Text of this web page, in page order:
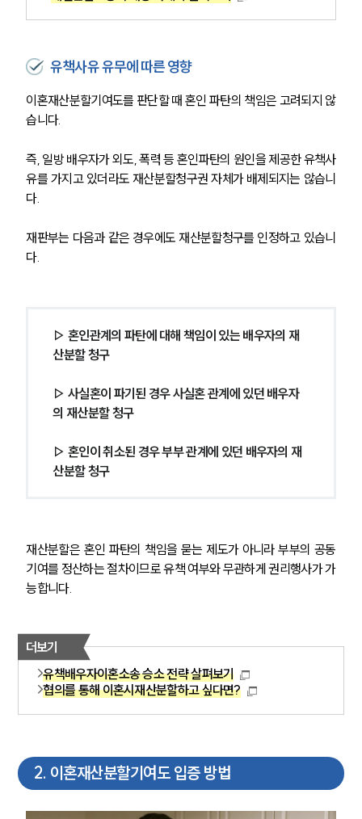
유책사유 유무에 따른 영향
이혼재산분할기여도를 판단할 때 혼인 파탄의 책임은 고려되지 않
습니다.
즉, 일방 배우자가 외도, 폭력 등 혼인파탄의 원인을 제공한 유책사
유를 가지고 있더라도 재산분할청구권 자체가 배제되지는 않습니
다.
재판부는 다음과 같은 경우에도 재산분할청구를 인정하고 있습니
다.
▷ 혼인관계의 파탄에 대해 책임이 있는 배우자의 재
산분할 청구
▷ 사실혼이 파기된 경우 사실혼 관계에 있던 배우자
의 재산분할 청구
▷ 혼인이 취소된 경우 부부 관계에 있던 배우자의 재
산분할 청구
재산분할은 혼인 파탄의 책임을 묻는 제도가 아니라 부부의 공동
기여를 정산하는 절차이므로 유책 여부와 무관하게 권리행사가 가
능합니다.
더보기
유책배우자이혼소송 승소 전략 살펴보기
협의를 통해 이혼시재산분할하고 싶다면?
2. 이혼재산분할기여도 입증 방법